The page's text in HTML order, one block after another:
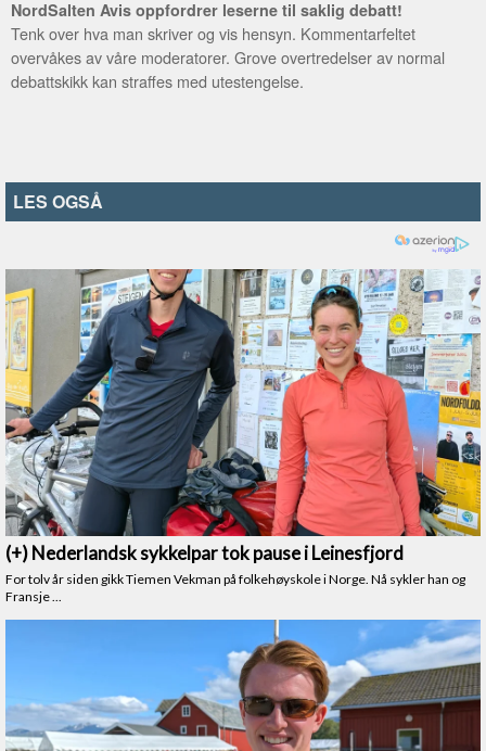
NordSalten Avis oppfordrer leserne til saklig debatt!
Tenk over hva man skriver og vis hensyn. Kommentarfeltet
overvåkes av våre moderatorer. Grove overtredelser av normal
debattskikk kan straffes med utestengelse.
LES OGSÅ